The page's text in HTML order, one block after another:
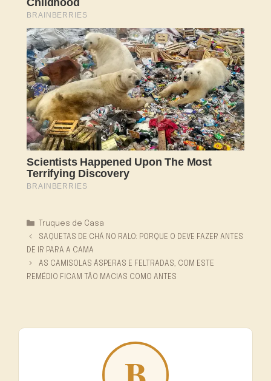
Categorias
Truques de Casa
SAQUETAS DE CHÁ NO RALO: PORQUE O DEVE FAZER ANTES
DE IR PARA A CAMA
AS CAMISOLAS ÁSPERAS E FELTRADAS, COM ESTE
REMÉDIO FICAM TÃO MACIAS COMO ANTES